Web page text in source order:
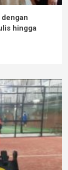
hingga